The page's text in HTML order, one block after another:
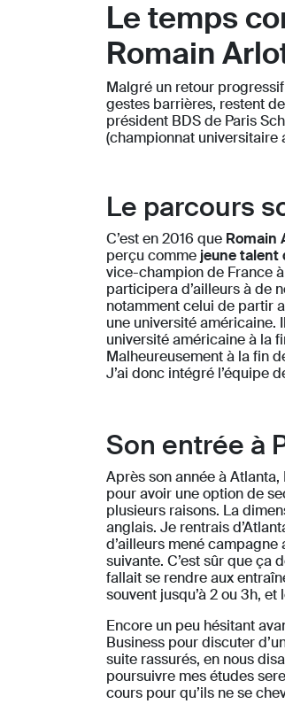
Le temps
Romain
Malgré un retour
gestes barrières, restent
président BDS de Paris
(championnat universitaire
Le parcours
C’est en 2016 que Romain
perçu comme jeune talent
vice-champion de France
participera d’ailleurs à de
notamment celui de partir
une université américaine.
université américaine à la
Malheureusement à la fin
J’ai donc intégré l’équipe
Son entrée à
Après son année à
pour avoir une option de
plusieurs raisons. La
anglais. Je rentrais
d’ailleurs mené
suivante. C’est sûr que ça
fallait se rendre aux
souvent jusqu’à 2 ou 3h,
Encore un peu hésitant
Business pour discuter
suite rassurés, en nous
poursuivre mes études
cours pour qu’ils ne se